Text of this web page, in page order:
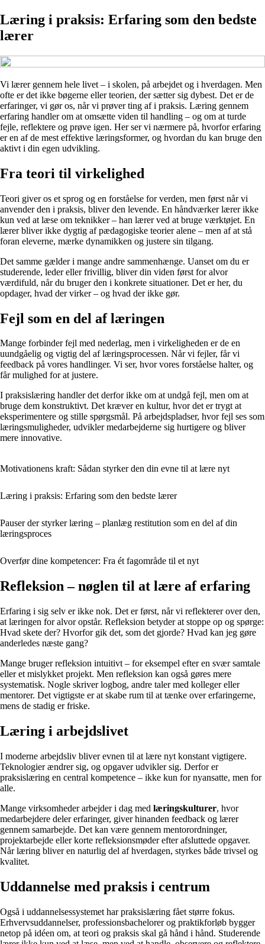
Læring i praksis: Erfaring som den bedste
lærer
Vi lærer gennem hele livet – i skolen, på arbejdet og i hverdagen. Men
ofte er det ikke bøgerne eller teorien, der sætter sig dybest. Det er de
erfaringer, vi gør os, når vi prøver ting af i praksis. Læring gennem
erfaring handler om at omsætte viden til handling – og om at turde
fejle, reflektere og prøve igen. Her ser vi nærmere på, hvorfor erfaring
er en af de mest effektive læringsformer, og hvordan du kan bruge den
aktivt i din egen udvikling.
Fra teori til virkelighed
Teori giver os et sprog og en forståelse for verden, men først når vi
anvender den i praksis, bliver den levende. En håndværker lærer ikke
kun ved at læse om teknikker – han lærer ved at bruge værktøjet. En
lærer bliver ikke dygtig af pædagogiske teorier alene – men af at stå
foran eleverne, mærke dynamikken og justere sin tilgang.
Det samme gælder i mange andre sammenhænge. Uanset om du er
studerende, leder eller frivillig, bliver din viden først for alvor
værdifuld, når du bruger den i konkrete situationer. Det er her, du
opdager, hvad der virker – og hvad der ikke gør.
Fejl som en del af læringen
Mange forbinder fejl med nederlag, men i virkeligheden er de en
uundgåelig og vigtig del af læringsprocessen. Når vi fejler, får vi
feedback på vores handlinger. Vi ser, hvor vores forståelse halter, og
får mulighed for at justere.
I praksislæring handler det derfor ikke om at undgå fejl, men om at
bruge dem konstruktivt. Det kræver en kultur, hvor det er trygt at
eksperimentere og stille spørgsmål. På arbejdspladser, hvor fejl ses som
læringsmuligheder, udvikler medarbejderne sig hurtigere og bliver
mere innovative.
Motivationens kraft: Sådan styrker den din evne til at lære nyt
Læring i praksis: Erfaring som den bedste lærer
Pauser der styrker læring – planlæg restitution som en del af din
læringsproces
Overfør dine kompetencer: Fra ét fagområde til et nyt
Refleksion – nøglen til at lære af erfaring
Erfaring i sig selv er ikke nok. Det er først, når vi reflekterer over den,
at læringen for alvor opstår. Refleksion betyder at stoppe op og spørge:
Hvad skete der? Hvorfor gik det, som det gjorde? Hvad kan jeg gøre
anderledes næste gang?
Mange bruger refleksion intuitivt – for eksempel efter en svær samtale
eller et mislykket projekt. Men refleksion kan også gøres mere
systematisk. Nogle skriver logbog, andre taler med kolleger eller
mentorer. Det vigtigste er at skabe rum til at tænke over erfaringerne,
mens de stadig er friske.
Læring i arbejdslivet
I moderne arbejdsliv bliver evnen til at lære nyt konstant vigtigere.
Teknologier ændrer sig, og opgaver udvikler sig. Derfor er
praksislæring en central kompetence – ikke kun for nyansatte, men for
alle.
Mange virksomheder arbejder i dag med læringskulturer, hvor
medarbejdere deler erfaringer, giver hinanden feedback og lærer
gennem samarbejde. Det kan være gennem mentorordninger,
projektarbejde eller korte refleksionsmøder efter afsluttede opgaver.
Når læring bliver en naturlig del af hverdagen, styrkes både trivsel og
kvalitet.
Uddannelse med praksis i centrum
Også i uddannelsessystemet har praksislæring fået større fokus.
Erhvervsuddannelser, professionsbachelorer og praktikforløb bygger
netop på idéen om, at teori og praksis skal gå hånd i hånd. Studerende